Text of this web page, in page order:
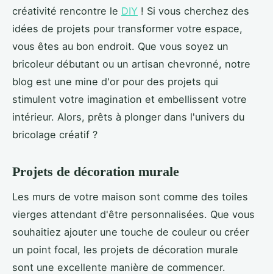
créativité rencontre le DIY ! Si vous cherchez des
idées de projets pour transformer votre espace,
vous êtes au bon endroit. Que vous soyez un
bricoleur débutant ou un artisan chevronné, notre
blog est une mine d'or pour des projets qui
stimulent votre imagination et embellissent votre
intérieur. Alors, prêts à plonger dans l'univers du
bricolage créatif ?
Projets de décoration murale
Les murs de votre maison sont comme des toiles
vierges attendant d'être personnalisées. Que vous
souhaitiez ajouter une touche de couleur ou créer
un point focal, les projets de décoration murale
sont une excellente manière de commencer.